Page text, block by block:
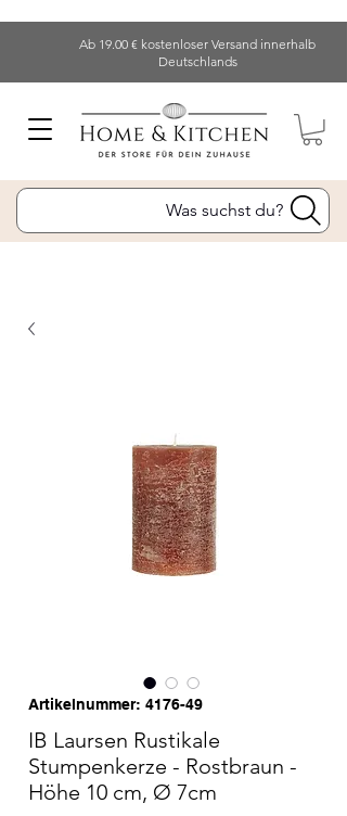
Ab 19.00 € kostenloser Versand innerhalb
Deutschlands
Was suchst du?
Artikelnummer: 4176-49
IB Laursen Rustikale
Stumpenkerze - Rostbraun -
Höhe 10 cm, Ø 7cm